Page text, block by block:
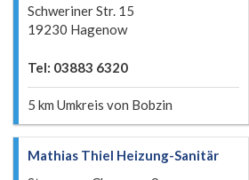
Schweriner Str. 15
19230 Hagenow
Tel: 03883 6320
5 km Umkreis von Bobzin
Mathias Thiel Heizung-Sanitär